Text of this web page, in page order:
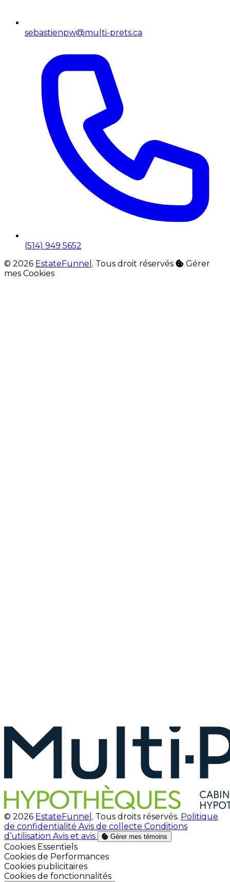
sebastienpw@multi-prets.ca
(514) 949 5652
© 2026 EstateFunnel . Tous droit réservés
Gérer
mes Cookies
© 2026 EstateFunnel . Tous droits réservés. Politique
de confidentialité Avis de collecte Conditions
d’utilisation Avis et avis Gérer mes témoins
Activer
Cookies Essentiels
Activer
Cookies de Performances
Activer
Cookies publicitaires
Activer
Cookies de fonctionnalités